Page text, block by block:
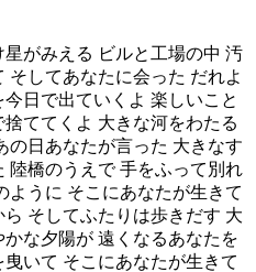
がみえる ビルと工場の中 汚
そしてあなたに会った だれよ
日で出ていくよ 楽しいこと
ててくよ 大きな河をわたる
の日あなたが言った 大きなす
陸橋のうえで 手をふって別れ
ように そこにあなたが生きて
そしてふたりは歩きだす 大
な夕陽が 遠くなるあなたを
いて そこにあなたが生きて